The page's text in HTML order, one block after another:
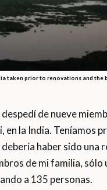
taken prior to renovations and the
de nueve
la India. Teníamos
haber sido una
de mi familia, sólo
a 135 personas.